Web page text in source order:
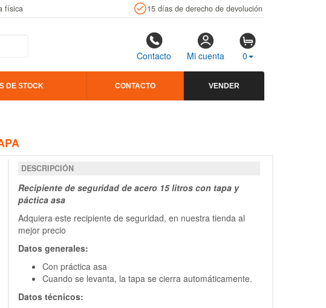
física 15 días de derecho de devolución
Contacto Mi cuenta 0
DE STOCK CONTACTO VENDER
DESCRIPCIÓN
Recipiente de seguridad de acero 15 litros con tapa y
páctica asa
Adquiera este recipiente de seguridad, en nuestra tienda al
mejor precio
Datos generales:
Con práctica asa
Cuando se levanta, la tapa se cierra automáticamente.
Datos técnicos: